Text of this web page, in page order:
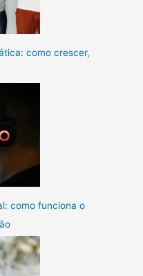
como crescer,
como funciona o